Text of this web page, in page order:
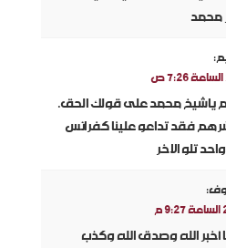
محمد
:
ياشيخ محمد على قولك الحق.
فقد تداعو علينا كفرائس
تلو الاخر
:
أخبر الله وصدق الله وكذب